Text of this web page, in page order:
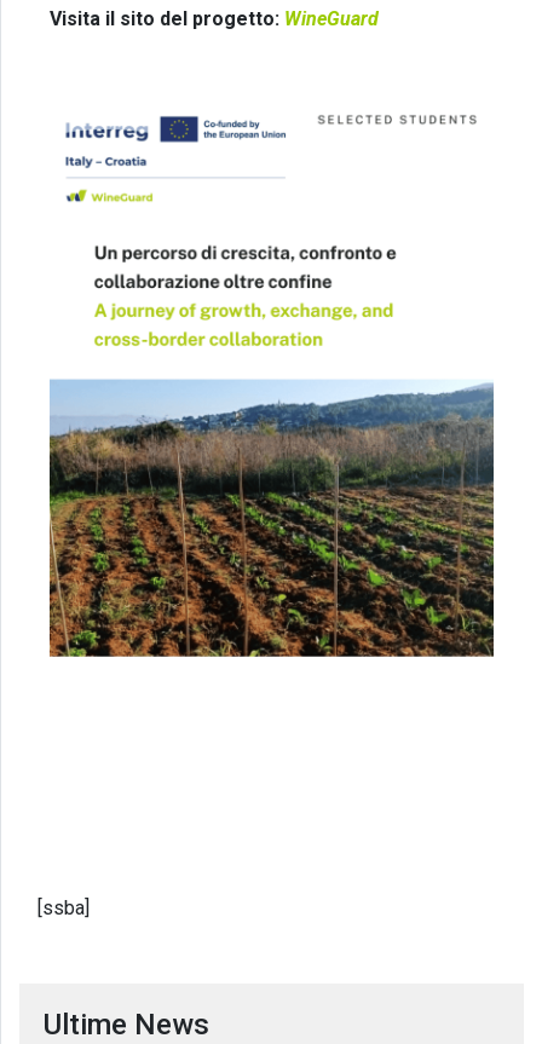
Visita il sito del progetto: WineGuard
[ssba]
Ultime News